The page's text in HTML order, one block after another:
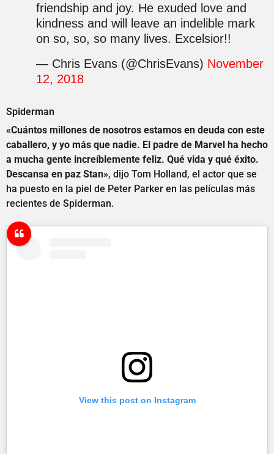
friendship and joy. He exuded love and
kindness and will leave an indelible mark
on so, so, so many lives. Excelsior!!
— Chris Evans (@ChrisEvans) November
12, 2018
Spiderman
«Cuántos millones de nosotros estamos en deuda con este
caballero, y yo más que nadie. El padre de Marvel ha hecho
a mucha gente increíblemente feliz. Qué vida y qué éxito.
Descansa en paz Stan», dijo Tom Holland, el actor que se
ha puesto en la piel de Peter Parker en las películas más
recientes de Spiderman.
View this post on Instagram